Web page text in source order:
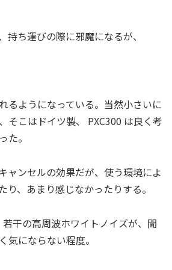
持ち運びの際に邪魔になるが、
るようになっている。当然小さいに
そこはドイツ製、 PXC300 は良く考
た。
ャンセルの効果だが、使う環境によ
り、あまり感じなかったりする。
干の高周波ホワイトノイズが、聞
気にならない程度。